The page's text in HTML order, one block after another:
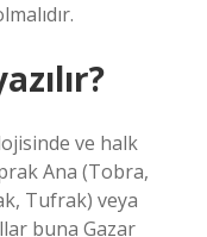
ve halk
Ana (Tobra,
Tufrak) veya
buna Gazar